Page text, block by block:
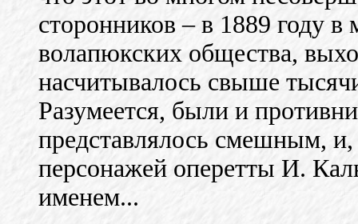
сторонников – в 1889 году
волапюкских общества,
насчитывалось свыше
Разумеется, были и
представлялось смешным,
персонажей оперетты И.
именем...